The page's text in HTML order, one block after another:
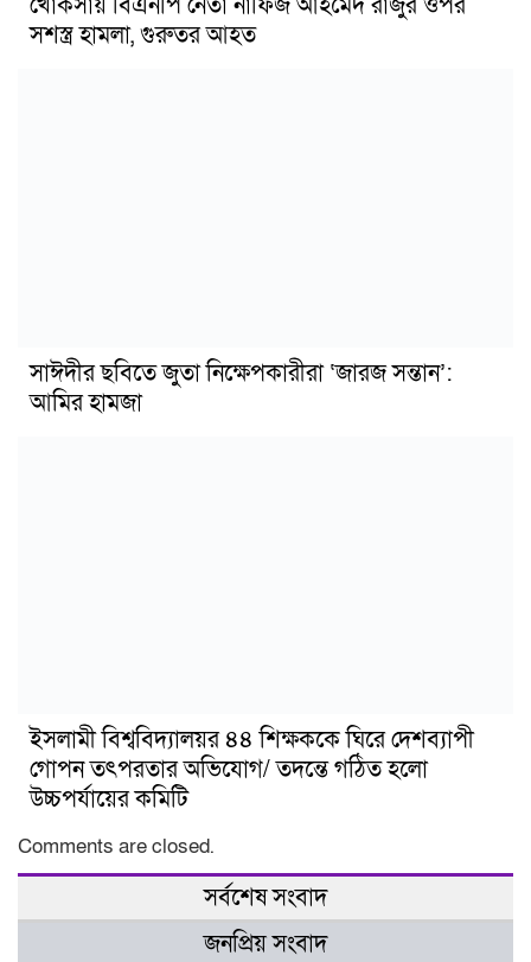
সশস্ত্র হামলা, গুরুতর আহত
সাঈদীর ছবিতে জুতা নিক্ষেপকারীরা ‘জারজ সন্তান’:
আমির হামজা
ইসলামী বিশ্ববিদ্যালয়র ৪৪ শিক্ষককে ঘিরে দেশব্যাপী
গোপন তৎপরতার অভিযোগ/ তদন্তে গঠিত হলো
উচ্চপর্যায়ের কমিটি
Comments are closed.
সর্বশেষ সংবাদ
জনপ্রিয় সংবাদ